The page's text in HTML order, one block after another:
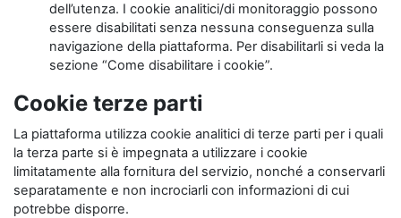
dell’utenza. I cookie analitici/di monitoraggio possono
essere disabilitati senza nessuna conseguenza sulla
navigazione della piattaforma. Per disabilitarli si veda la
sezione “Come disabilitare i cookie”.
Cookie terze parti
La piattaforma utilizza cookie analitici di terze parti per i quali
la terza parte si è impegnata a utilizzare i cookie
limitatamente alla fornitura del servizio, nonché a conservarli
separatamente e non incrociarli con informazioni di cui
potrebbe disporre.